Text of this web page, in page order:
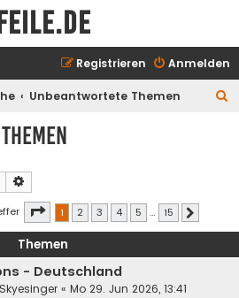
Anmelden
Registrieren
Unbeantwortete Themen
Suche
Seite von15
1 2 3 4 5 … 15
Themen
- Deutschland
Skyesinger « Mo 29. Jun 2026, 13:41